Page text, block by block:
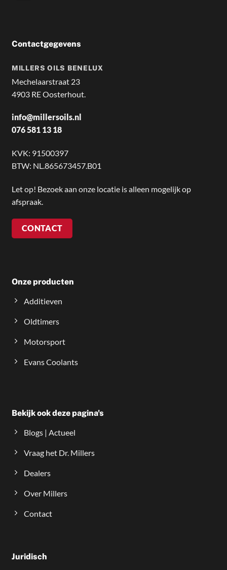
Contactgegevens
MILLERS OILS BENELUX
Mechelaarstraat 23
4903 RE Oosterhout.
info@millersoils.nl
076 581 13 18
KVK: 91500397
BTW: NL.865673457.B01
Let op! Bezoek aan onze locatie is alleen mogelijk op
afspraak.
CONTACT
Onze producten
Additieven
Oldtimers
Motorsport
Evans Coolants
Bekijk ook deze pagina's
Blogs | Actueel
Vraag het Dr. Millers
Dealers
Over Millers
Contact
Juridisch